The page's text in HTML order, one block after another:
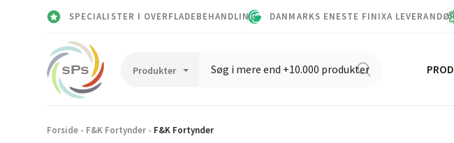
SPECIALISTER I OVERFLADEBEHANDLING DANMARKS ENESTE FINIXA
Forside - F&K Fortynder - F&K Fortynder